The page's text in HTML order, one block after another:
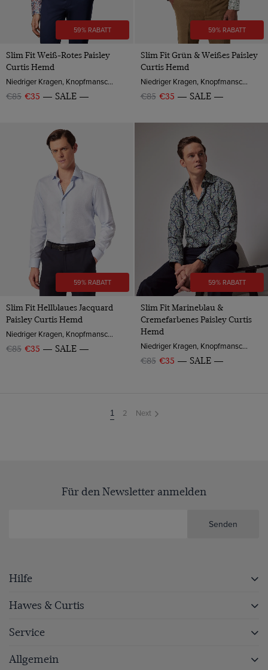
59% RABATT
Slim Fit Weiß-Rotes Paisley
Curtis Hemd
Niedriger Kragen, Knopfmanschette, Baumwolle
€85 €35 SALE
59% RABATT
Slim Fit Grün & Weißes Paisley
Curtis Hemd
Niedriger Kragen, Knopfmanschette, Baumwolle
€85 €35 SALE
59% RABATT
Slim Fit Hellblaues Jacquard
Paisley Curtis Hemd
Niedriger Kragen, Knopfmanschette, Baumwolle
€85 €35 SALE
59% RABATT
Slim Fit Marineblau &
Cremefarbenes Paisley Curtis
Hemd
Niedriger Kragen, Knopfmanschette, Baumwolle
€85 €35 SALE
You're
on
1 2 Next
Für den Newsletter anmelden
Senden
Hilfe
Hawes & Curtis
Service
Allgemein